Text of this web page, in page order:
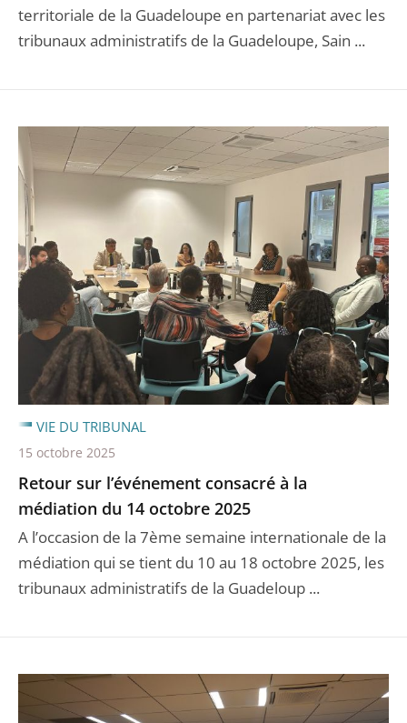
territoriale de la Guadeloupe en partenariat avec les
tribunaux administratifs de la Guadeloupe, Sain ...
Retour sur l’événement consacré à la
médiation du 14 octobre 2025
A l’occasion de la 7ème semaine internationale de la
médiation qui se tient du 10 au 18 octobre 2025, les
tribunaux administratifs de la Guadeloup ...
VIE DU TRIBUNAL
15 octobre 2025